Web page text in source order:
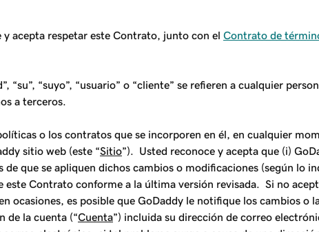
acepta respetar este Contrato, junto con el Contrato de
“suyo”, “usuario” o “cliente” se refieren a cualquier
a terceros.
o los contratos que se incorporen en él, en cualquier
sitio web (este “Sitio”). Usted reconoce y acepta que (i)
que se apliquen dichos cambios o modificaciones (según lo
Contrato conforme a la última versión revisada. Si no
es posible que GoDaddy le notifique los cambios o
de la cuenta (“Cuenta”) incluida su dirección de correo